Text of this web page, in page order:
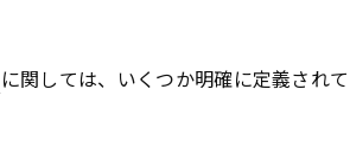
に関しては、いくつか明確に定義されて